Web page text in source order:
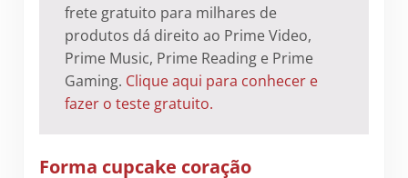
frete gratuito para milhares de
produtos dá direito ao Prime Video,
Prime Music, Prime Reading e Prime
Gaming. Clique aqui para conhecer e
fazer o teste gratuito.
Forma cupcake coração